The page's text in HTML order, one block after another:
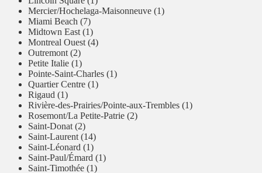
Mercier/Hochelaga-Maisonneuve (1)
Miami Beach (7)
Midtown East (1)
Montreal Ouest (4)
Outremont (2)
Petite Italie (1)
Pointe-Saint-Charles (1)
Quartier Centre (1)
Rigaud (1)
Rivière-des-Prairies/Pointe-aux-Trembles (1)
Rosemont/La Petite-Patrie (2)
Saint-Donat (2)
Saint-Laurent (14)
Saint-Léonard (1)
Saint-Paul/Émard (1)
Saint-Timothée (1)